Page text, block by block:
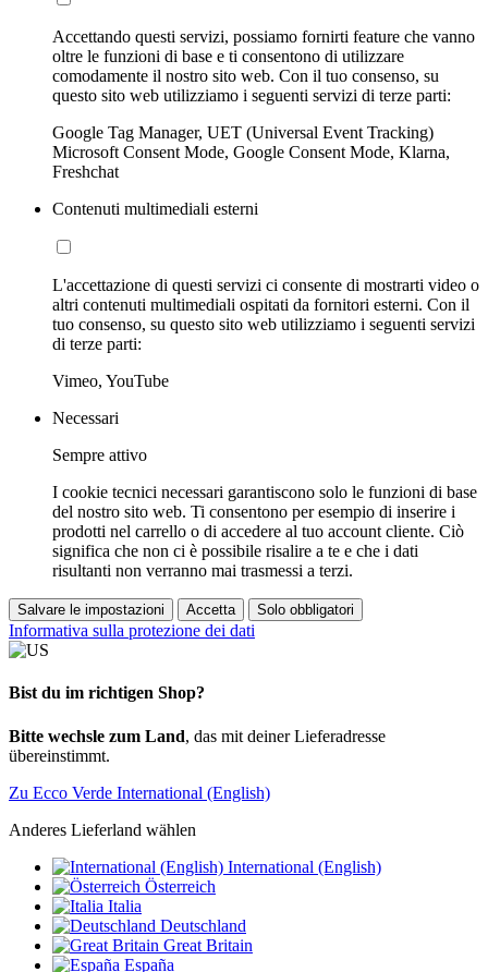
Accettando questi servizi, possiamo fornirti feature che vanno
oltre le funzioni di base e ti consentono di utilizzare
comodamente il nostro sito web. Con il tuo consenso, su
questo sito web utilizziamo i seguenti servizi di terze parti:
Google Tag Manager, UET (Universal Event Tracking)
Microsoft Consent Mode, Google Consent Mode, Klarna,
Freshchat
Contenuti multimediali esterni
L'accettazione di questi servizi ci consente di mostrarti video o
altri contenuti multimediali ospitati da fornitori esterni. Con il
tuo consenso, su questo sito web utilizziamo i seguenti servizi
di terze parti:
Vimeo, YouTube
Necessari
Sempre attivo
I cookie tecnici necessari garantiscono solo le funzioni di base
del nostro sito web. Ti consentono per esempio di inserire i
prodotti nel carrello o di accedere al tuo account cliente. Ciò
significa che non ci è possibile risalire a te e che i dati
risultanti non verranno mai trasmessi a terzi.
Salvare le impostazioni Accetta Solo obbligatori
Informativa sulla protezione dei dati
Bist du im richtigen Shop?
Bitte wechsle zum Land, das mit deiner Lieferadresse
übereinstimmt.
Zu Ecco Verde International (English)
Anderes Lieferland wählen
International (English)
Österreich
Italia
Deutschland
Great Britain
España